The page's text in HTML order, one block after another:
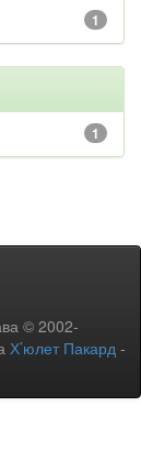
1
1
© 2002-
Х’юлет Пакард -